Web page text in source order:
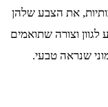
את הצבע שלהן
וצורה שתואמים
שנראה טבעי.